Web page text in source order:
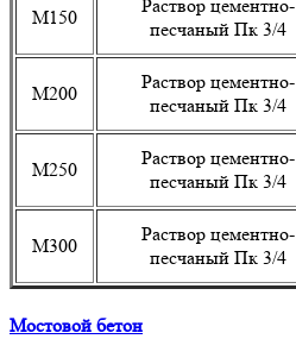
М150
Раствор цементно-
песчаный Пк 3/4
М200
Раствор цементно-
песчаный Пк 3/4
М250
Раствор цементно-
песчаный Пк 3/4
М300
Раствор цементно-
песчаный Пк 3/4
Мостовой бетон